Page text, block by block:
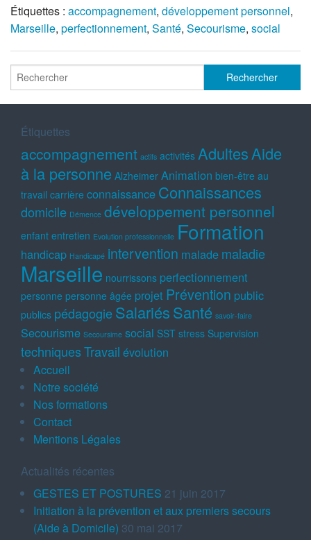
Étiquettes : accompagnement, développement personnel,
Marseille, perfectionnement, Santé, Secourisme, social
Étiquettes
accompagnement actifs activités AdultesAide
à la personne Alzheimer Animation bien-être au
travail carrière connaissance Connaissances
domicile Démence développement personnel
enfant entretien Evolution professionnelle Formation
handicap Handicapé intervention malade maladie
Marseille nourrissons perfectionnement
personne personne âgée projet Prévention public
publics pédagogieSalariésSanté savoir-faire
Secourisme Secoursime social SST stress Supervision
techniquesTravail évolution
Accueil
Notre société
Nos formations
Contact
Mentions Légales
Actualités récentes
GESTES ET POSTURES 21 juin 2017
Initiation à la prévention et aux premiers secours
(Aide à Domicile) 30 mai 2017